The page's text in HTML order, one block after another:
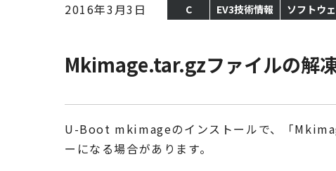
2016年3月3日 C EV3技術情報 ソフトウ
Mkimage.tar.gzファイルの解
U-Boot mkimageのインストールで、「
ーになる場合があります。